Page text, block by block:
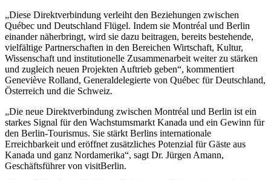
„Diese Direktverbindung verleiht den Beziehungen zwischen
Québec und Deutschland Flügel. Indem sie Montréal und Berlin
einander näherbringt, wird sie dazu beitragen, bereits bestehende,
vielfältige Partnerschaften in den Bereichen Wirtschaft, Kultur,
Wissenschaft und institutionelle Zusammenarbeit weiter zu stärken
und zugleich neuen Projekten Auftrieb geben“, kommentiert
Geneviève Rolland, Generaldelegierte von Québec für Deutschland,
Österreich und die Schweiz.
„Die neue Direktverbindung zwischen Montréal und Berlin ist ein
starkes Signal für den Wachstumsmarkt Kanada und ein Gewinn für
den Berlin-Tourismus. Sie stärkt Berlins internationale
Erreichbarkeit und eröffnet zusätzliches Potenzial für Gäste aus
Kanada und ganz Nordamerika“, sagt Dr. Jürgen Amann,
Geschäftsführer von visitBerlin.